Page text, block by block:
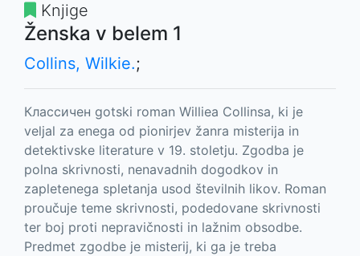
Knjige
Ženska v belem 1
Collins, Wilkie.;
Классичен gotski roman Williea Collinsa, ki je
veljal za enega od pionirjev žanra misterija in
detektivske literature v 19. stoletju. Zgodba je
polna skrivnosti, nenavadnih dogodkov in
zapletenega spletanja usod številnih likov. Roman
proučuje teme skrivnosti, podedovane skrivnosti
ter boj proti nepravičnosti in lažnim obsodbe.
Predmet zgodbe je misterij, ki ga je treba